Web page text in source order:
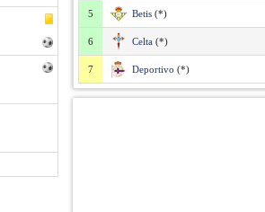
5 Betis (*)
6 Celta (*)
7 Deportivo (*)